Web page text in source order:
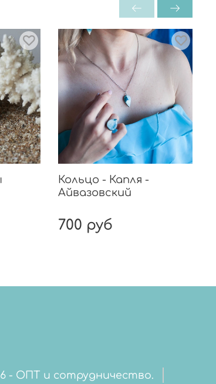
Кольцо - Капля -
Айвазовский
700 руб
- ОПТ и сотрудничество.